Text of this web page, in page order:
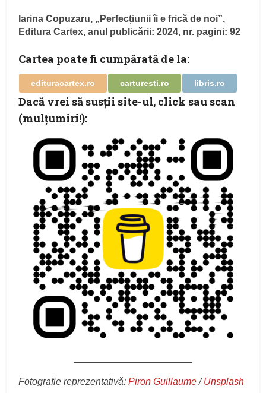
Iarina Copuzaru, „Perfecțiunii îi e frică de noi”,
Editura Cartex, anul publicării: 2024, nr. pagini: 92
Cartea poate fi cumpărată de la:
edituracartex.ro carturesti.ro libris.ro
Dacă vrei să susţii site-ul, click sau scan
(mulţumiri!):
Fotografie reprezentativă:Piron Guillaume/Unsplash